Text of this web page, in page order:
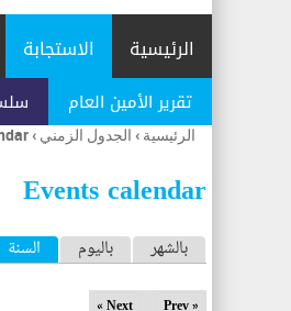
الرئيسية الاستجابة
تقرير الأمين العام
أنت
هنا
الرئيسية › الجدول الزمني ›
Events calendar
ا
ل
بالشهر باليوم السنة